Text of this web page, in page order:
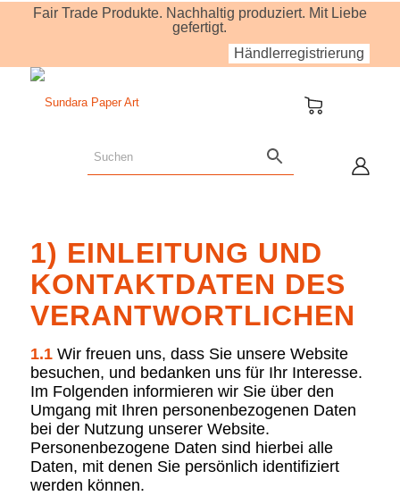
Fair Trade Produkte. Nachhaltig produziert. Mit Liebe
gefertigt.
Händlerregistrierung
1) EINLEITUNG UND
KONTAKTDATEN DES
VERANTWORTLICHEN
1.1Wir freuen uns, dass Sie unsere Website
besuchen, und bedanken uns für Ihr Interesse.
Im Folgenden informieren wir Sie über den
Umgang mit Ihren personenbezogenen Daten
bei der Nutzung unserer Website.
Personenbezogene Daten sind hierbei alle
Daten, mit denen Sie persönlich identifiziert
werden können.